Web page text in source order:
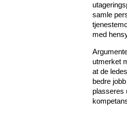
samle
med
utmerket
at de
bedre
plasseres